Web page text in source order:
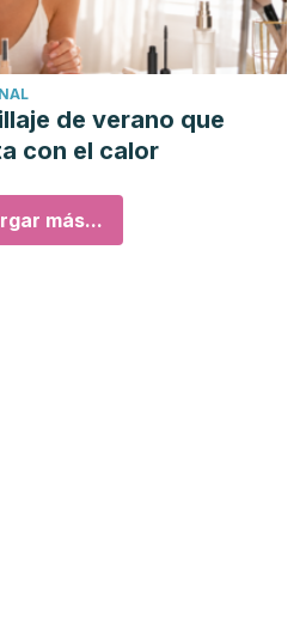
de verano que
con el calor
más...